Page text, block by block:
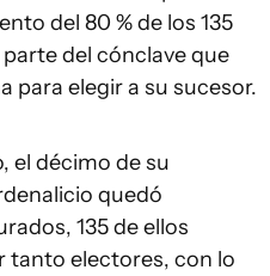
del 80 % de los 135
del cónclave que
para elegir a su sucesor.
el décimo de su
quedó
135 de ellos
tanto electores, con lo